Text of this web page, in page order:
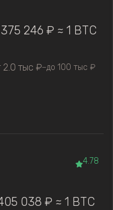
246 ₽ ≈ 1 BTC
2.0 тыс ₽—до 100 тыс ₽
4.78
038 ₽ ≈ 1 BTC